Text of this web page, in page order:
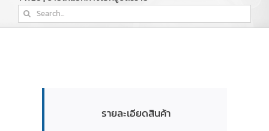
Search
for:
รายละเอียดสินค้า